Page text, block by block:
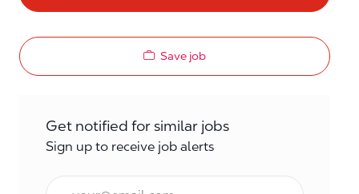
Save job
Get notified for similar jobs
Sign up to receive job alerts
Email*